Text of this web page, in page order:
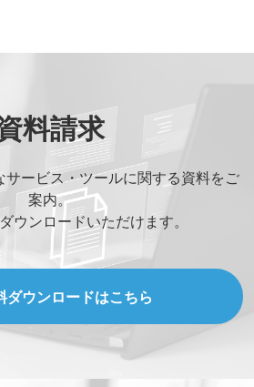
料請求
ービス・ツールに関する資料をご
案内。
ウンロードいただけます。
ダウンロードはこちら